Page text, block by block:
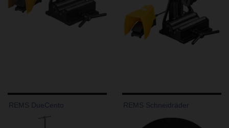
REMS DueCento REMS Schneidräder